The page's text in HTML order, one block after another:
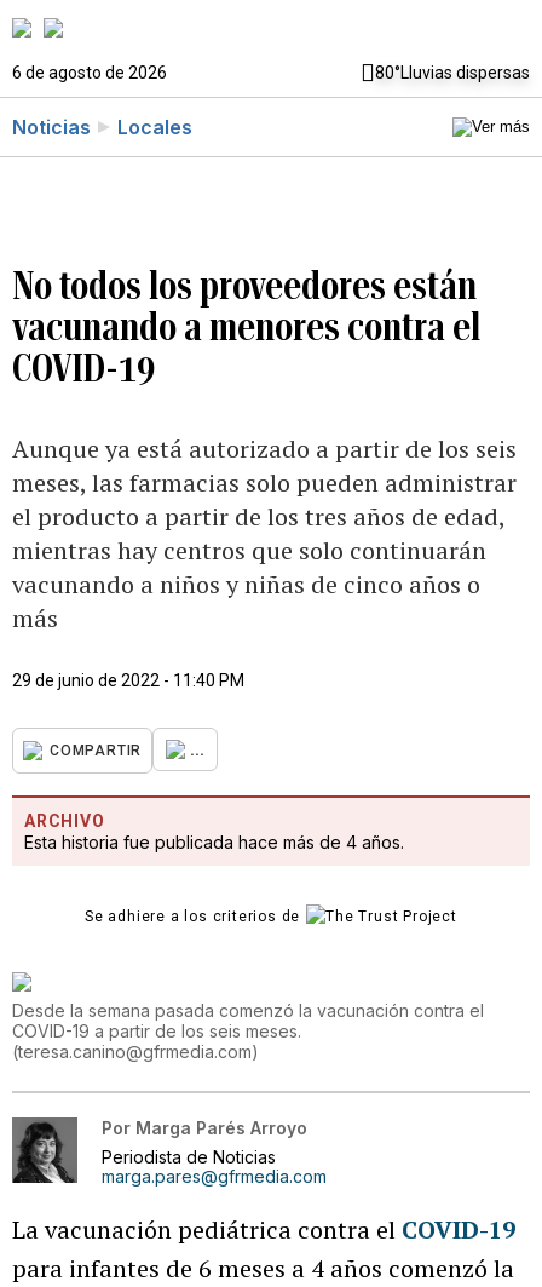
6 de agosto de 2026 80°Lluvias dispersas
Noticias Locales
No todos los proveedores están
vacunando a menores contra el
COVID-19
Aunque ya está autorizado a partir de los seis
meses, las farmacias solo pueden administrar
el producto a partir de los tres años de edad,
mientras hay centros que solo continuarán
vacunando a niños y niñas de cinco años o
más
29 de junio de 2022 - 11:40 PM
COMPARTIR ...
ARCHIVO
Esta historia fue publicada hace más de 4 años.
Se adhiere a los criterios de
Desde la semana pasada comenzó la vacunación contra el
COVID-19 a partir de los seis meses.
(teresa.canino@gfrmedia.com)
Por Marga Parés Arroyo
Periodista de Noticias
marga.pares@gfrmedia.com
La vacunación pediátrica contra el COVID-19
para infantes de 6 meses a 4 años comenzó la